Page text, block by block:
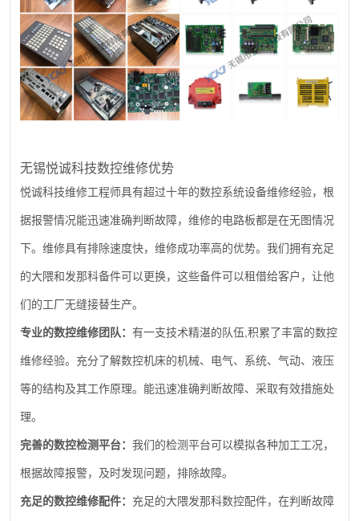
无锡悦诚科技数控维修优势
悦诚科技维修工程师具有超过十年的数控系统设备维修经验，根
据报警情况能迅速准确判断故障，维修的电路板都是在无图情况
下。维修具有排除速度快，维修成功率高的优势。我们拥有充足
的大隈和发那科备件可以更换，这些备件可以租借给客户，让他
们的工厂无缝接替生产。
专业的数控维修团队： 有一支技术精湛的队伍 积累了丰富的数控
维修经验。充分了解数控机床的机械、电气、系统、气动、液压
等的结构及其工作原理。能迅速准确判断故障、采取有效措施处
理。
完善的数控检测平台： 我们的检测平台可以模拟各种加工工况，
根据故障报警，及时发现问题，排除故障。
充足的数控维修配件： 充足的大隈发那科数控配件，在判断故障